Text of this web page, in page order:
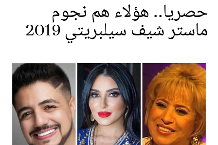
حصريا.. هؤلاء هم نجوم
ماستر شيف سيلبريتي 2019